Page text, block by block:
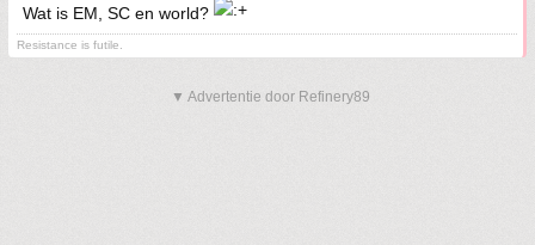
Wat is EM, SC en world?
Resistance is futile.
▼ Advertentie door Refinery89